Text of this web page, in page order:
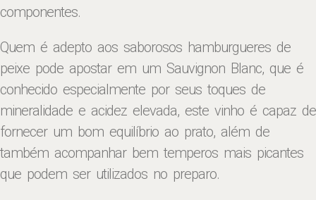
componentes.
Quem é adepto aos saborosos hamburgueres de
peixe pode apostar em um Sauvignon Blanc, que é
conhecido especialmente por seus toques de
mineralidade e acidez elevada, este vinho é capaz de
fornecer um bom equilíbrio ao prato, além de
também acompanhar bem temperos mais picantes
que podem ser utilizados no preparo.